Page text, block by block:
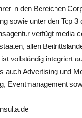
in den Bereichen
sowie unter den Top
verfügt media
allen
vollständig integriert
auch Advertising und
Eventmanagement